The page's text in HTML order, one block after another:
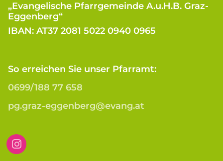
„Evangelische Pfarrgemeinde A.u.H.B. Graz-
Eggenberg“
IBAN: AT37 2081 5022 0940 0965
So erreichen Sie unser Pfarramt:
0699/188 77 658
pg.graz-eggenberg@evang.at